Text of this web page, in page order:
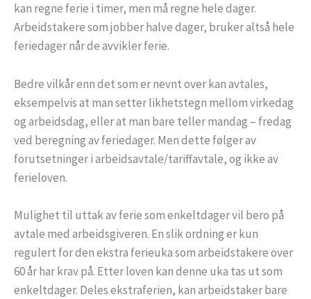
kan regne ferie i timer, men må regne hele dager.
Arbeidstakere som jobber halve dager, bruker altså hele
feriedager når de avvikler ferie.
Bedre vilkår enn det som er nevnt over kan avtales,
eksempelvis at man setter likhetstegn mellom virkedag
og arbeidsdag, eller at man bare teller mandag – fredag
ved beregning av feriedager. Men dette følger av
forutsetninger i arbeidsavtale/tariffavtale, og ikke av
ferieloven.
Mulighet til uttak av ferie som enkeltdager vil bero på
avtale med arbeidsgiveren. En slik ordning er kun
regulert for den ekstra ferieuka som arbeidstakere over
60 år har krav på. Etter loven kan denne uka tas ut som
enkeltdager. Deles ekstraferien, kan arbeidstaker bare